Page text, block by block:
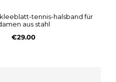
aus stahl
€29.00